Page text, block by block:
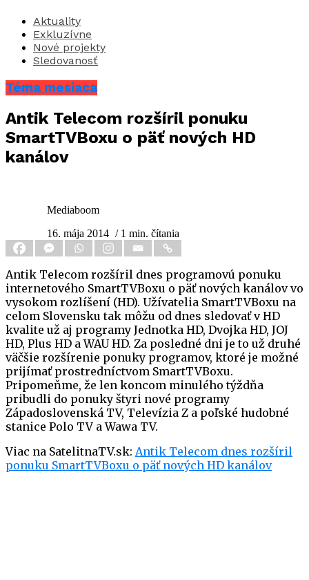
Aktuality
Exkluzívne
Nové projekty
Sledovanosť
Téma mesiaca
Antik Telecom rozšíril ponuku
SmartTVBoxu o päť nových HD
kanálov
Mediaboom
16. mája 2014 / 1 min. čítania
Antik Telecom rozšíril dnes programovú ponuku
internetového SmartTVBoxu o päť nových kanálov vo
vysokom rozlíšení (HD). Užívatelia SmartTVBoxu na
celom Slovensku tak môžu od dnes sledovať v HD
kvalite už aj programy Jednotka HD, Dvojka HD, JOJ
HD, Plus HD a WAU HD. Za posledné dni je to už druhé
väčšie rozšírenie ponuky programov, ktoré je možné
prijímať prostredníctvom SmartTVBoxu.
Pripomeňme, že len koncom minulého týždňa
pribudli do ponuky štyri nové programy
Západoslovenská TV, Televízia Z a poľské hudobné
stanice Polo TV a Wawa TV.
Viac na SatelitnaTV.sk: Antik Telecom dnes rozšíril
ponuku SmartTVBoxu o päť nových HD kanálov